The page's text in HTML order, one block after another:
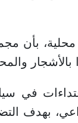
محلية، بأن
بالأشجار
في
بهدف